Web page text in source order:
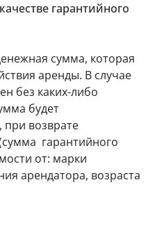
гарантийного
сумма, которая
аренды. В случае
без каких-либо
будет
возврате
гарантийного
от: марки
арендатора, возраста